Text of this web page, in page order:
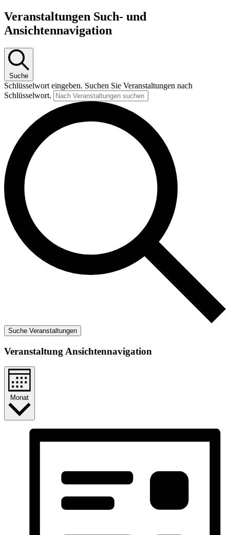
Veranstaltungen Such- und
Ansichtennavigation
Suche
Schlüsselwort eingeben. Suchen Sie Veranstaltungen nach
Schlüsselwort.
Suche Veranstaltungen
Veranstaltung Ansichtennavigation
Monat